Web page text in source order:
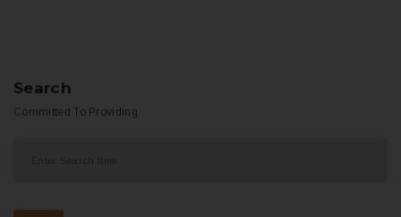
Search
Committed To Providing